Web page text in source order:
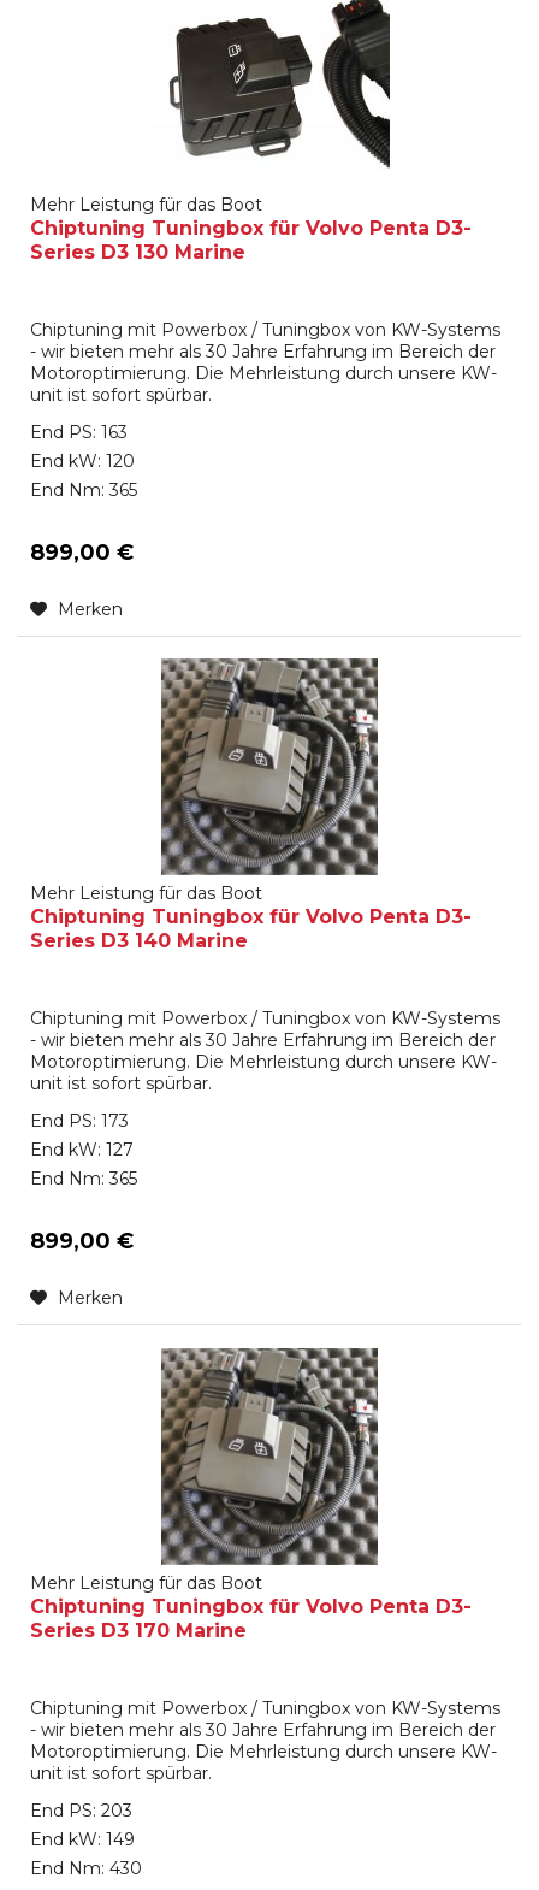
Mehr Leistung für das Boot
Chiptuning Tuningbox für Volvo Penta D3-
Series D3 130 Marine
Chiptuning mit Powerbox / Tuningbox von KW-Systems
- wir bieten mehr als 30 Jahre Erfahrung im Bereich der
Motoroptimierung. Die Mehrleistung durch unsere KW-
unit ist sofort spürbar.
End PS: 163
End kW: 120
End Nm: 365
899,00 €
Merken
Mehr Leistung für das Boot
Chiptuning Tuningbox für Volvo Penta D3-
Series D3 140 Marine
Chiptuning mit Powerbox / Tuningbox von KW-Systems
- wir bieten mehr als 30 Jahre Erfahrung im Bereich der
Motoroptimierung. Die Mehrleistung durch unsere KW-
unit ist sofort spürbar.
End PS: 173
End kW: 127
End Nm: 365
899,00 €
Merken
Mehr Leistung für das Boot
Chiptuning Tuningbox für Volvo Penta D3-
Series D3 170 Marine
Chiptuning mit Powerbox / Tuningbox von KW-Systems
- wir bieten mehr als 30 Jahre Erfahrung im Bereich der
Motoroptimierung. Die Mehrleistung durch unsere KW-
unit ist sofort spürbar.
End PS: 203
End kW: 149
End Nm: 430